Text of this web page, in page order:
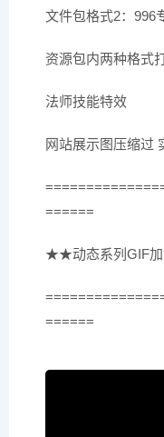
文件包格式2：996
资源包内两种格式
法师技能特效
网站展示图压缩过
======
★★动态系列GIF
======